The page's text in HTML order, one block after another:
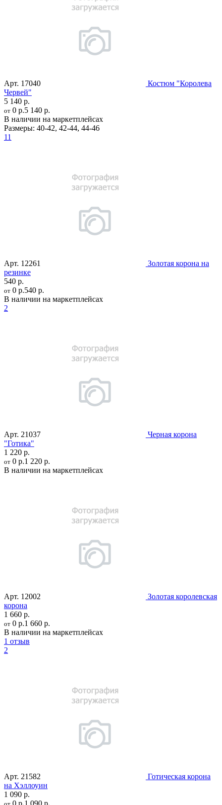
Арт. 17040
Костюм "Королева
Червей"
5 140 р.
от 0 р.5 140 р.
В наличии на маркетплейсах
Размеры: 40-42, 42-44, 44-46
11
Арт. 12261
Золотая корона на
резинке
540 р.
от 0 р.540 р.
В наличии на маркетплейсах
2
Арт. 21037
Черная корона
"Готика"
1 220 р.
от 0 р.1 220 р.
В наличии на маркетплейсах
Арт. 12002
Золотая королевская
корона
1 660 р.
от 0 р.1 660 р.
В наличии на маркетплейсах
1 отзыв
2
Арт. 21582
Готическая корона
на Хэллоуин
1 090 р.
0 р.1 090 р.